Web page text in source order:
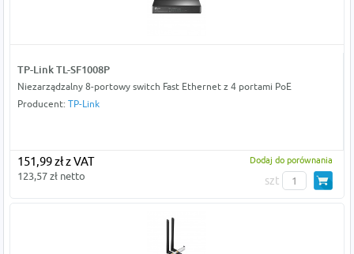
TP-Link TL-SF1008P
Niezarządzalny 8-portowy switch Fast Ethernet z 4 portami PoE
Producent: TP-Link
151,99 zł z VAT
123,57 zł netto
Dodaj do porównania
szt